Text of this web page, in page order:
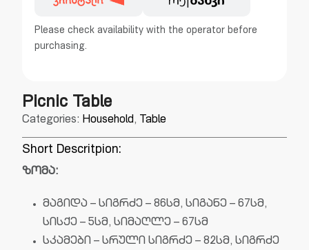
Please check availability with the operator before
purchasing.
Picnic Table
Categories: Household, Table
Short Descritpion:
ზომა:
მაგიდა – სიგრძე – 86სმ, სიგანე – 67სმ,
სისქე – 5სმ, სიმაღლე – 67სმ
სკამები – სრული სიგრძე – 82სმ, სიგრძე